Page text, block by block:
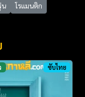
น โรแมนติก
ซับไทย